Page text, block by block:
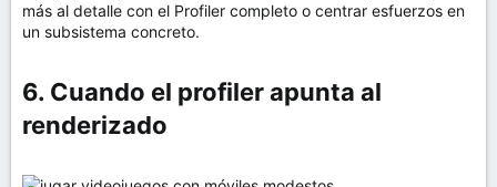
más al detalle con el Profiler completo o centrar esfuerzos en
un subsistema concreto.
6. Cuando el profiler apunta al
renderizado​